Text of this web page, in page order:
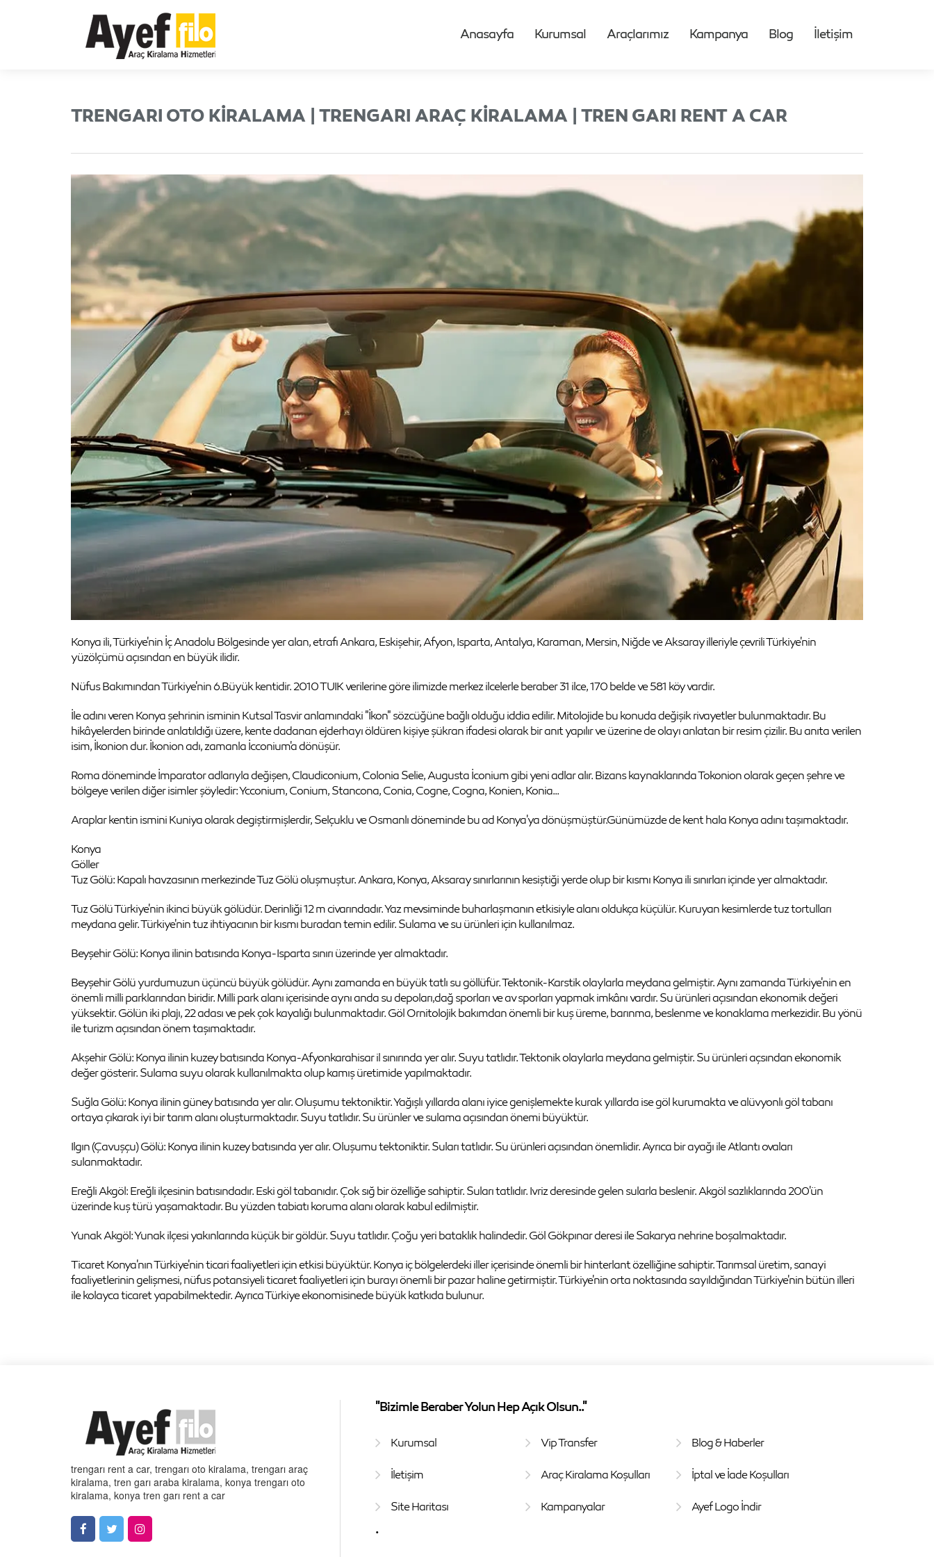
Anasayfa Kurumsal Araçlarımız Kampanya Blog İletişim
TRENGARI OTO KIRALAMA | TRENGARI ARAÇ KIRALAMA | TREN GARI RENT A CAR
Konya ili, Türkiye'nin İç Anadolu Bölgesinde yer alan, etrafı Ankara, Eskişehir, Afyon, Isparta, Antalya, Karaman, Mersin, Niğde ve Aksaray illeriyle çevrili Türkiye'nin
yüzölçümü açısından en büyük ilidir.
Nüfus Bakımından Türkiye'nin 6.Büyük kentidir. 2010 TUIK verilerine göre ilimizde merkez ilcelerle beraber 31 ilce, 170 belde ve 581 köy vardir.
İle adını veren Konya şehrinin isminin Kutsal Tasvir anlamındaki "İkon" sözcüğüne bağlı olduğu iddia edilir. Mitolojide bu konuda değişik rivayetler bulunmaktadır. Bu
hikâyelerden birinde anlatıldığı üzere, kente dadanan ejderhayı öldüren kişiye şükran ifadesi olarak bir anıt yapılır ve üzerine de olayı anlatan bir resim çizilir. Bu anıta verilen
isim, İkonion dur. İkonion adı, zamanla İcconium'a dönüşür.
Roma döneminde İmparator adlarıyla değişen, Claudiconium, Colonia Selie, Augusta İconium gibi yeni adlar alır. Bizans kaynaklarında Tokonion olarak geçen şehre ve
bölgeye verilen diğer isimler şöyledir: Ycconium, Conium, Stancona, Conia, Cogne, Cogna, Konien, Konia...
Araplar kentin ismini Kuniya olarak degiştirmişlerdir, Selçuklu ve Osmanlı döneminde bu ad Konya'ya dönüşmüştür.Günümüzde de kent hala Konya adını taşımaktadır.
Konya
Göller
Tuz Gölü: Kapalı havzasının merkezinde Tuz Gölü oluşmuştur. Ankara, Konya, Aksaray sınırlarının kesiştiği yerde olup bir kısmı Konya ili sınırları içinde yer almaktadır.
Tuz Gölü Türkiye'nin ikinci büyük gölüdür. Derinliği 12 m civarındadır. Yaz mevsiminde buharlaşmanın etkisiyle alanı oldukça küçülür. Kuruyan kesimlerde tuz tortulları
meydana gelir. Türkiye'nin tuz ihtiyacının bir kısmı buradan temin edilir. Sulama ve su ürünleri için kullanılmaz.
Beyşehir Gölü: Konya ilinin batısında Konya-Isparta sınırı üzerinde yer almaktadır.
Beyşehir Gölü yurdumuzun üçüncü büyük gölüdür. Aynı zamanda en büyük tatlı su göllüfür. Tektonik-Karstik olaylarla meydana gelmiştir. Aynı zamanda Türkiye'nin en
önemli milli parklarından biridir. Milli park alanı içerisinde aynı anda su depoları,dağ sporları ve av sporları yapmak imkânı vardır. Su ürünleri açısından ekonomik değeri
yüksektir. Gölün iki plajı, 22 adası ve pek çok kayalığı bulunmaktadır. Göl Ornitolojik bakımdan önemli bir kuş üreme, barınma, beslenme ve konaklama merkezidir. Bu yönü
ile turizm açısından önem taşımaktadır.
Akşehir Gölü: Konya ilinin kuzey batısında Konya-Afyonkarahisar il sınırında yer alır. Suyu tatlıdır. Tektonik olaylarla meydana gelmiştir. Su ürünleri açsından ekonomik
değer gösterir. Sulama suyu olarak kullanılmakta olup kamış üretimide yapılmaktadır.
Suğla Gölü: Konya ilinin güney batısında yer alır. Oluşumu tektoniktir. Yağışlı yıllarda alanı iyice genişlemekte kurak yıllarda ise göl kurumakta ve alüvyonlı göl tabanı
ortaya çıkarak iyi bir tarım alanı oluşturmaktadır. Suyu tatlıdır. Su ürünler ve sulama açısından önemi büyüktür.
Ilgın (Çavuşçu) Gölü: Konya ilinin kuzey batısında yer alır. Oluşumu tektoniktir. Suları tatlıdır. Su ürünleri açısından önemlidir. Ayrıca bir ayağı ile Atlantı ovaları
sulanmaktadır.
Ereğli Akgöl: Ereğli ilçesinin batısındadır. Eski göl tabanıdır. Çok sığ bir özelliğe sahiptir. Suları tatlıdır. Ivriz deresinde gelen sularla beslenir. Akgöl sazlıklarında 200'ün
üzerinde kuş türü yaşamaktadır. Bu yüzden tabiatı koruma alanı olarak kabul edilmiştir.
Yunak Akgöl: Yunak ilçesi yakınlarında küçük bir göldür. Suyu tatlıdır. Çoğu yeri bataklık halindedir. Göl Gökpınar deresi ile Sakarya nehrine boşalmaktadır.
Ticaret Konya'nın Türkiye'nin ticari faaliyetleri için etkisi büyüktür. Konya iç bölgelerdeki iller içerisinde önemli bir hinterlant özelliğine sahiptir. Tarımsal üretim, sanayi
faaliyetlerinin gelişmesi, nüfus potansiyeli ticaret faaliyetleri için burayı önemli bir pazar haline getirmiştir. Türkiye'nin orta noktasında sayıldığından Türkiye'nin bütün illeri
ile kolayca ticaret yapabilmektedir. Ayrıca Türkiye ekonomisinede büyük katkıda bulunur.
trengarı rent a car, trengarı oto kiralama, trengarı araç
kiralama, tren garı araba kiralama, konya trengarı oto
kiralama, konya tren garı rent a car
"Bizimle Beraber Yolun Hep Açık Olsun.."
Kurumsal Vip Transfer Blog & Haberler
İletişim Araç Kiralama Koşulları İptal ve İade Koşulları
Site Haritası Kampanyalar Ayef Logo İndir
.